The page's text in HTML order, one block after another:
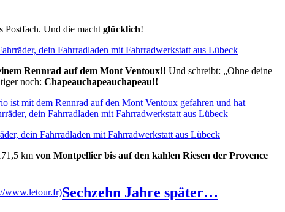
Postfach. Und die macht glücklich!
Rennrad auf dem Mont Ventoux!! Und schreibt: „Ohne deine
noch: Chapeauchapeauchapeau!!
km von Montpellier bis auf den kahlen Riesen der Provence
Sechzehn Jahre später…